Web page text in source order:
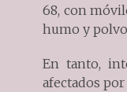
68, con
humo y
En tanto,
afectados